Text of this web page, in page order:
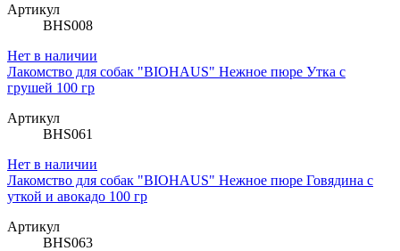
Артикул
BHS008
Нет в наличии
Лакомство для собак "BIOHAUS" Нежное пюре Утка с
грушей 100 гр
Артикул
BHS061
Нет в наличии
Лакомство для собак "BIOHAUS" Нежное пюре Говядина с
уткой и авокадо 100 гр
Артикул
BHS063